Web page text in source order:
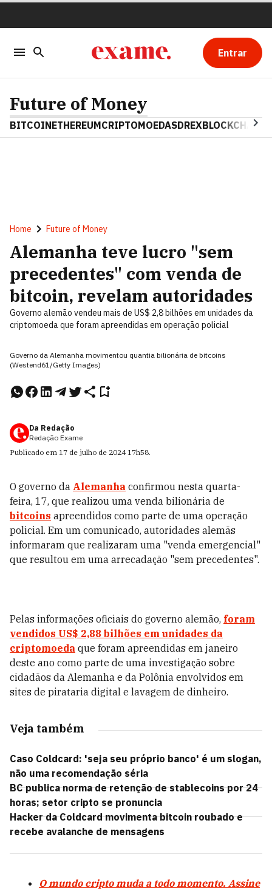
Entrar
Future of Money
BITCOINETHEREUMCRIPTOMOEDASDREXBLOCKCHAIN
Home Future of Money
Alemanha teve lucro "sem
precedentes" com venda de
bitcoin, revelam autoridades
Governo alemão vendeu mais de US$ 2,8 bilhões em unidades da
criptomoeda que foram apreendidas em operação policial
Governo da Alemanha movimentou quantia bilionária de bitcoins
(Westend61/Getty Images)
Da Redação
Redação Exame
Publicado em 17 de julho de 2024 17h58.
O governo da Alemanha confirmou nesta quarta-
feira, 17, que realizou uma venda bilionária de
bitcoins apreendidos como parte de uma operação
policial. Em um comunicado, autoridades alemãs
informaram que realizaram uma "venda emergencial"
que resultou em uma arrecadação "sem precedentes".
Pelas informações oficiais do governo alemão, foram
vendidos US$ 2,88 bilhões em unidades da
criptomoeda que foram apreendidas em janeiro
deste ano como parte de uma investigação sobre
cidadãos da Alemanha e da Polônia envolvidos em
sites de pirataria digital e lavagem de dinheiro.
Veja também
Caso Coldcard: 'seja seu próprio banco' é um slogan,
não uma recomendação séria
BC publica norma de retenção de stablecoins por 24
horas; setor cripto se pronuncia
Hacker da Coldcard movimenta bitcoin roubado e
recebe avalanche de mensagens
O mundo cripto muda a todo momento. Assine